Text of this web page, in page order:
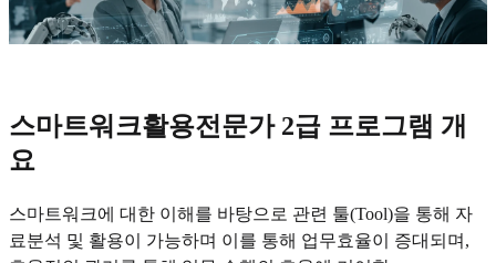
스마트워크활용전문가 2급 프로그램 개
요
스마트워크에 대한 이해를 바탕으로 관련 툴(Tool)을 통해 자
료분석 및 활용이 가능하며 이를 통해 업무효율이 증대되며,